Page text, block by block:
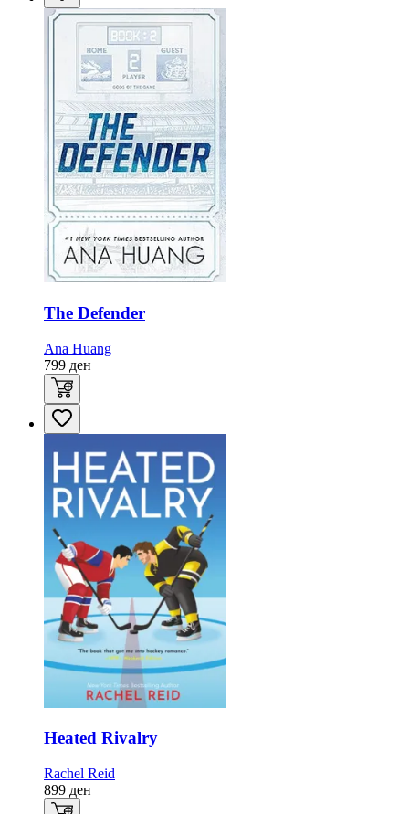
The Defender
Ana Huang
799 ден
Heated Rivalry
Rachel Reid
899 ден